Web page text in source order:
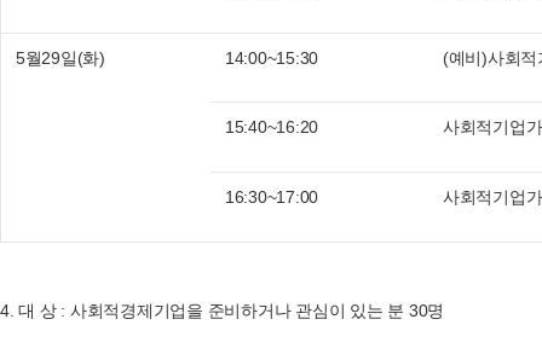
5월29일(화) 14:00~15:30 (예비)사회적
15:40~16:20 사회적기업
16:30~17:00 사회적기업
4.대 상 : 사회적경제기업을 준비하거나 관심이 있는 분 30명